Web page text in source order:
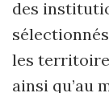
des
les
ainsi qu’au